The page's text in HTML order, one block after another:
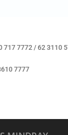
717 7772 / 62 3110
7777